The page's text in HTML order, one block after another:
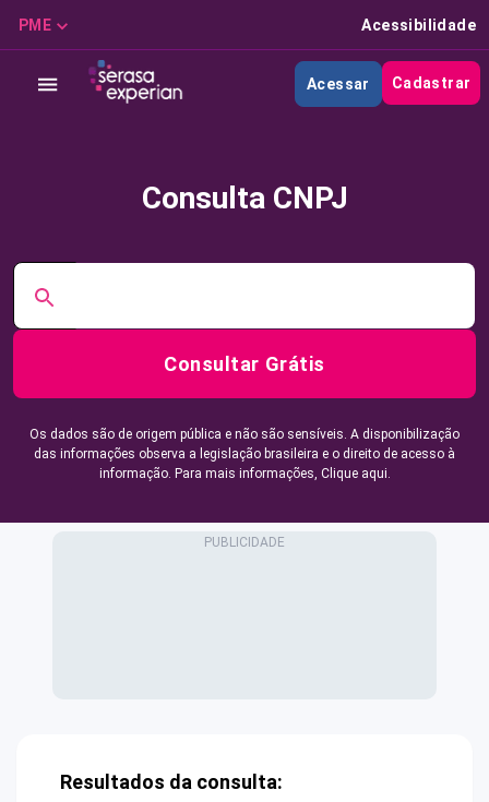
PME Acessibilidade
Acessar Cadastrar
Consulta CNPJ
Consultar Grátis
Os dados são de origem pública e não são sensíveis. A disponibilização
das informações observa a legislação brasileira e o direito de acesso à
informação. Para mais informações, Clique aqui.
Resultados da consulta: